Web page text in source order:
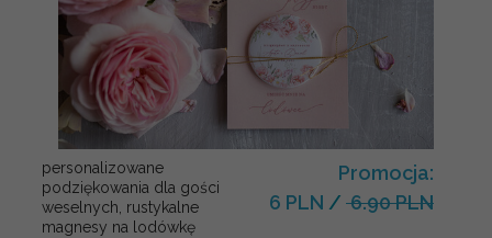
personalizowane
podziękowania dla gości
weselnych, rustykalne
magnesy na lodówkę
Promocja:
6 PLN / 6.90 PLN